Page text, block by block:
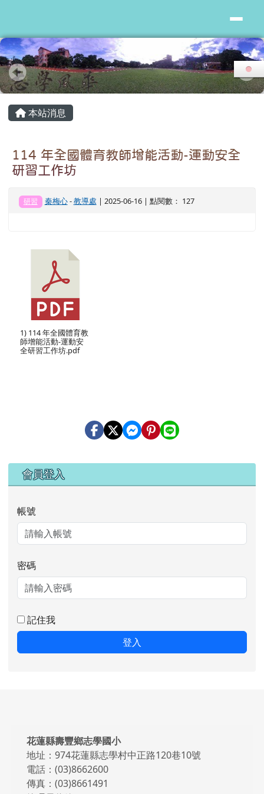
主內容區域
本站消息
114 年全國體育教師增能活動-運動安全
研習工作坊
研習 秦梅心-教導處 | 2025-06-16 | 點閱數： 127
1) 114 年全國體育教
師增能活動-運動安
全研習工作坊.pdf
右邊區域內容
會員登入
帳號
密碼
記住我
登入
頁尾區域
頁尾區域內容
花蓮縣壽豐鄉志學國小
地址：974花蓮縣志學村中正路120巷10號
電話：(03)8662600
傳真：(03)8661491